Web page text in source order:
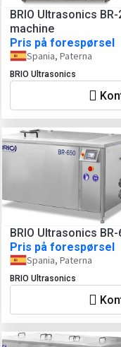
BRIO Ultrasonics
machine
Pris på forespørsel
Spania, Paterna
BRIO Ultrasonics
BRIO Ultrasonics
Pris på forespørsel
Spania, Paterna
BRIO Ultrasonics